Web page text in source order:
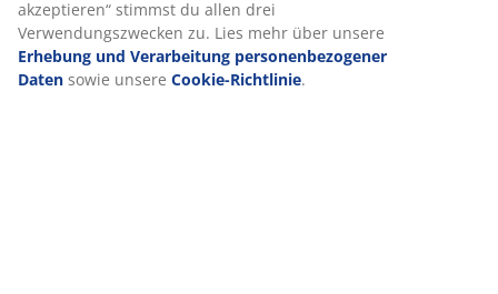
akzeptieren“ stimmst du allen drei
Verwendungszwecken zu. Lies mehr über unsere
Erhebung und Verarbeitung personenbezogener
Daten sowie unsere Cookie-Richtlinie.